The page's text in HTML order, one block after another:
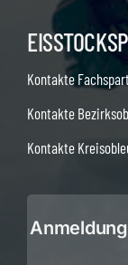
Kontakte
Kontakte
Kontakte
Anmeldung